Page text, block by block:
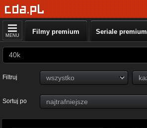
MENU Filmy premium Seriale premium
Filtruj
Sortuj po